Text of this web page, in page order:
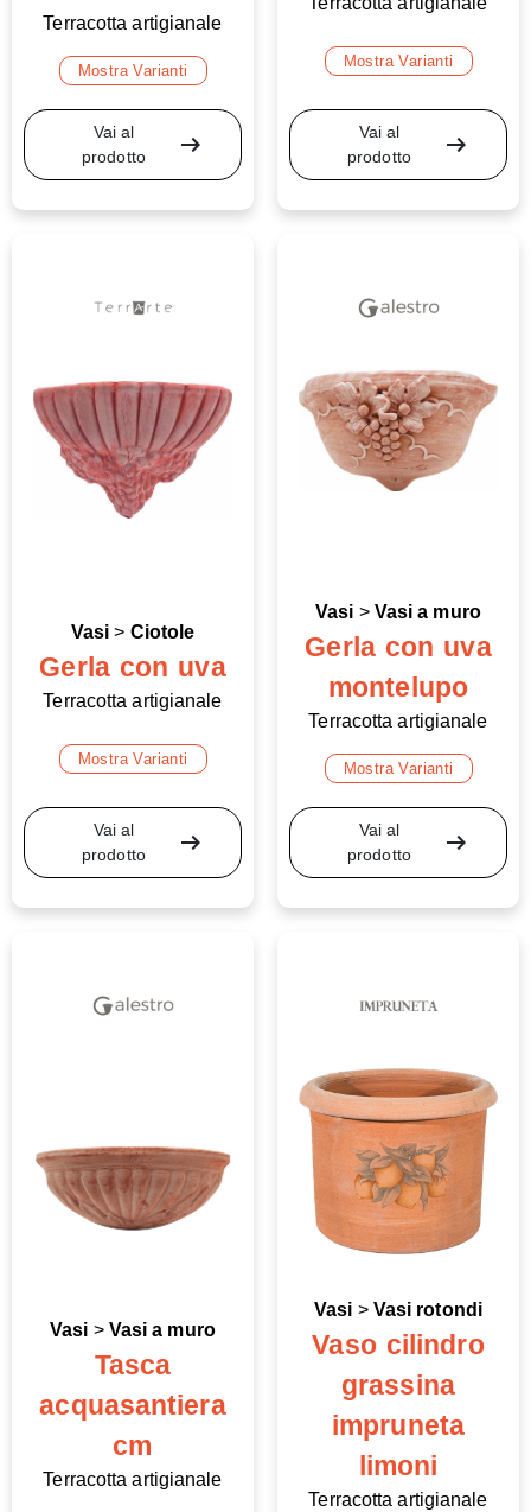
Terracotta artigianale
Mostra Varianti
Vai al
prodotto
arrow_right_alt
Mostra Varianti
Vai al
prodotto
arrow_right_alt
Vasi > Ciotole
Gerla con uva
Terracotta artigianale
Mostra Varianti
Vai al
prodotto
arrow_right_alt
Vasi > Vasi a muro
Gerla con uva
montelupo
Terracotta artigianale
Mostra Varianti
Vai al
prodotto
arrow_right_alt
Vasi > Vasi a muro
Tasca
acquasantiera
cm
Terracotta artigianale
Vasi > Vasi rotondi
Vaso cilindro
grassina
impruneta
limoni
Terracotta artigianale